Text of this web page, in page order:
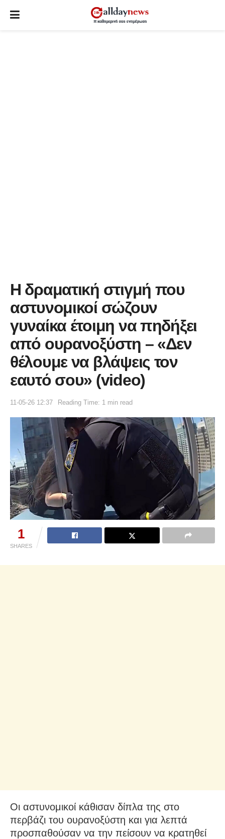
Η δραματική στιγμή που
αστυνομικοί σώζουν
γυναίκα έτοιμη να πηδήξει
από ουρανοξύστη – «Δεν
θέλουμε να βλάψεις τον
εαυτό σου» (video)
11-05-26 12:37 Reading Time: 1 min read
1
SHARES
Οι αστυνομικοί κάθισαν δίπλα της στο
περβάζι του ουρανοξύστη και για λεπτά
προσπαθούσαν να την πείσουν να κρατηθεί